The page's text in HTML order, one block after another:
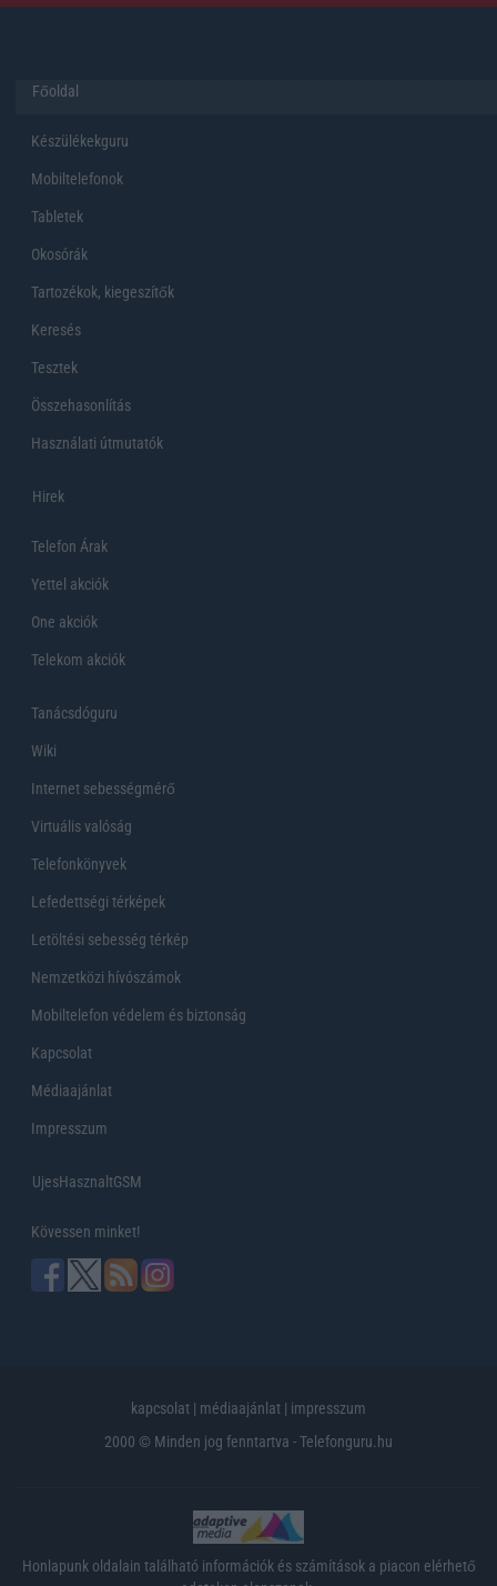
Főoldal
Készülékekguru
Mobiltelefonok
Tabletek
Okosórák
Tartozékok, kiegeszítők
Keresés
Tesztek
Összehasonlítás
Használati útmutatók
Hirek
Telefon Árak
Yettel akciók
One akciók
Telekom akciók
Tanácsdóguru
Wiki
Internet sebességmérő
Virtuális valóság
Telefonkönyvek
Lefedettségi térképek
Letöltési sebesség térkép
Nemzetközi hívószámok
Mobiltelefon védelem és biztonság
Kapcsolat
Médiaajánlat
Impresszum
UjesHasznaltGSM
Kövessen minket!
kapcsolat | médiaajánlat | impresszum
2000 © Minden jog fenntartva - Telefonguru.hu
Honlapunk oldalain található információk és számítások a piacon elérhető